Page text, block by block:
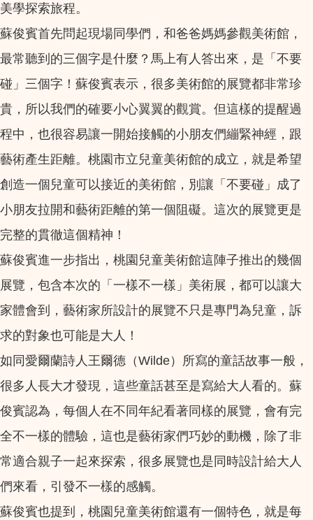
美學探索旅程。
蘇俊賓首先問起現場同學們，和爸爸媽媽參觀美術館，
最常聽到的三個字是什麼？馬上有人答出來，是「不要
碰」三個字！蘇俊賓表示，很多美術館的展覽都非常珍
貴，所以我們的確要小心翼翼的觀賞。但這樣的提醒過
程中，也很容易讓一開始接觸的小朋友們繃緊神經，跟
藝術產生距離。桃園市立兒童美術館的成立，就是希望
創造一個兒童可以接近的美術館，別讓「不要碰」成了
小朋友拉開和藝術距離的第一個阻礙。這次的展覽更是
完整的貫徹這個精神！
蘇俊賓進一步指出，桃園兒童美術館這陣子推出的幾個
展覽，包含本次的「一樣不一樣」美術展，都可以讓大
家體會到，藝術家所設計的展覽不只是專門為兒童，訴
求的對象也可能是大人！
如同愛爾蘭詩人王爾德（Wilde）所寫的童話故事一般，
很多人長大才發現，這些童話甚至是寫給大人看的。蘇
俊賓認為，每個人在不同年紀看著同樣的展覽，會有完
全不一樣的體驗，這也是藝術家們巧妙的動機，除了非
常適合親子一起來探索，很多展覽也是同時設計給大人
們來看，引發不一樣的感觸。
蘇俊賓也提到，桃園兒童美術館還有一個特色，就是每